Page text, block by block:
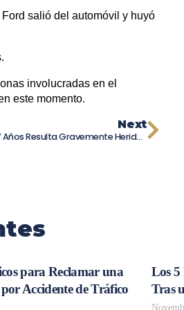
salió del automóvil y huyó
involucradas en el
este momento.
Next
Adolescente De 17 Años Resulta Gravemente Herido Tras Ser Golpeado Por Un Tren Turístico En Santa Cruz
para Reclamar una
Accidente de Tráfico
Los 5
Tras